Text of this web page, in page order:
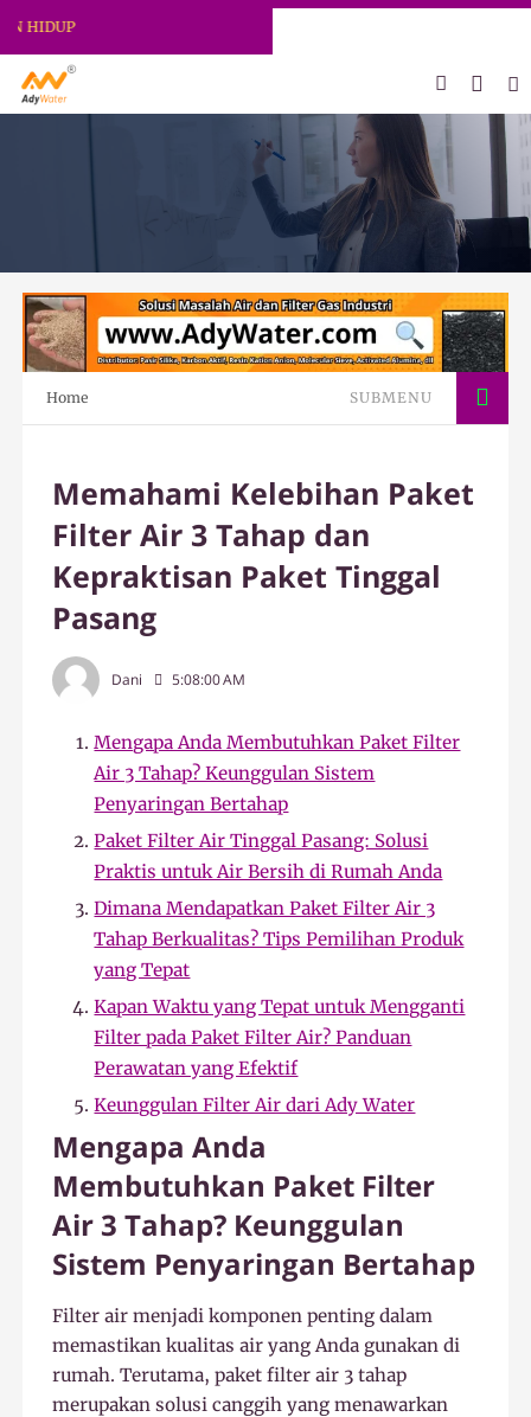
Home SUBMENU
Memahami Kelebihan Paket
Filter Air 3 Tahap dan
Kepraktisan Paket Tinggal
Pasang
Dani 5:08:00 AM
Mengapa Anda Membutuhkan Paket Filter
Air 3 Tahap? Keunggulan Sistem
Penyaringan Bertahap
Paket Filter Air Tinggal Pasang: Solusi
Praktis untuk Air Bersih di Rumah Anda
Dimana Mendapatkan Paket Filter Air 3
Tahap Berkualitas? Tips Pemilihan Produk
yang Tepat
Kapan Waktu yang Tepat untuk Mengganti
Filter pada Paket Filter Air? Panduan
Perawatan yang Efektif
Keunggulan Filter Air dari Ady Water
Mengapa Anda
Membutuhkan Paket Filter
Air 3 Tahap? Keunggulan
Sistem Penyaringan Bertahap
Filter air menjadi komponen penting dalam
memastikan kualitas air yang Anda gunakan di
rumah. Terutama, paket filter air 3 tahap
merupakan solusi canggih yang menawarkan